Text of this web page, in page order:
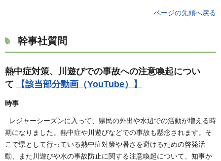
ページの先頭へ戻る
幹事社質問
熱中症対策、川遊びでの事故への注意喚起につい
て
【該当部分動画（YouTube）】
時事
レジャーシーズンに入って、県民の外出や水辺での活動が増える時
期になりました。熱中症や川遊びなどでの事故も懸念されます。そ
こで県として行っている熱中症対策や暑さを避けるための啓発活
動、また川遊びや水の事故防止に関する注意喚起について、知事か